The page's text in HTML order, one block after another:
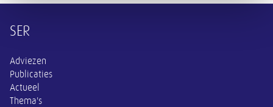
Overige informatie
SER
Adviezen
Publicaties
Actueel
Thema's